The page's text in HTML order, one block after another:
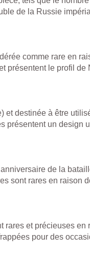
de la Russie
comme rare en
présentent le profil
et destinée à être
présentent un design
de la
sont rares en raison
et précieuses en
pour des